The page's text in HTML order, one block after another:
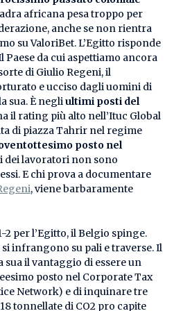
africana pesa troppo per
anche se non rientra
su ValoriBet. L’Egitto risponde
Paese da cui aspettiamo ancora
di Giulio Regeni, il
e ucciso dagli uomini di
sua. È negliultimi posti del
il rating più alto nell’Ituc Global
di piazza Tahrir nel regime
posto nel
dei lavoratori non sono
E chi prova a documentare
, viene barbaramente
per l’Egitto, il Belgio spinge.
infrangono su pali e traverse. Il
il vantaggio di essere un
posto nel Corporate Tax
Network) e di inquinare tre
tonnellate di CO2 pro capite